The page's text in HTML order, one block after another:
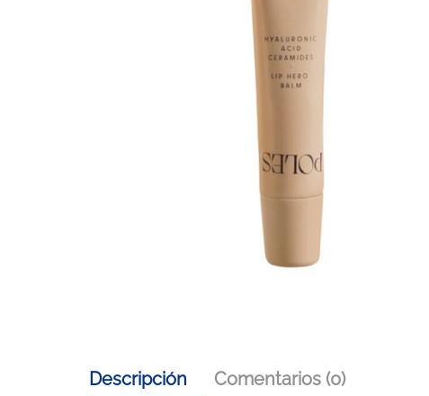
Descripción Comentarios (0)